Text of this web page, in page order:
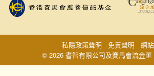
© 2026 耆智有限公司及賽馬會流金
私隱政策聲明 免責聲明 網